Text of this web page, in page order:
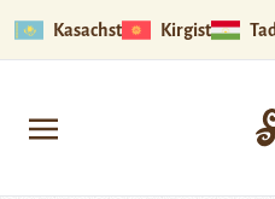
Kasachstan Kirgistan